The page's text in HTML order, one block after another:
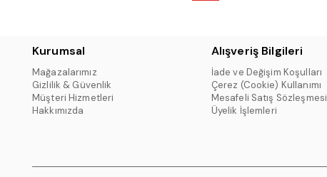
Kurumsal
Mağazalarımız
Gizlilik & Güvenlik
Müşteri Hizmetleri
Hakkımızda
Alışveriş Bilgileri
İade ve Değişim Koşulları
Çerez (Cookie) Kullanımı
Mesafeli Satış Sözleşmesi
Üyelik İşlemleri